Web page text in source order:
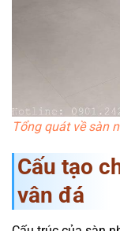
Tổng quát về sàn
Cấu tạo
vân đá